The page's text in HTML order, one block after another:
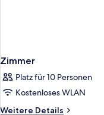
Zimmer
Platz für 10 Personen
Kostenloses WLAN
Weitere Details
Weitere